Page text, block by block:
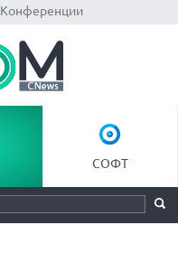
Конференции
СОФТ